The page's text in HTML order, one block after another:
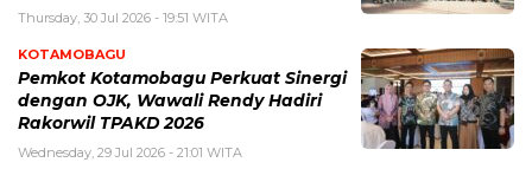
Thursday, 30 Jul 2026 - 19:51 WITA
KOTAMOBAGU
Pemkot Kotamobagu Perkuat Sinergi
dengan OJK, Wawali Rendy Hadiri
Rakorwil TPAKD 2026
Wednesday, 29 Jul 2026 - 21:01 WITA